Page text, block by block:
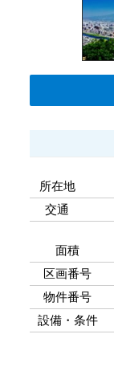
所在地
交通
面積
区画番号
物件番号
設備・条件